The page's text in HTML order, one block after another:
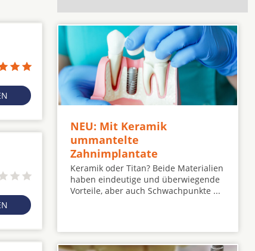
NEU: Mit Keramik
ummantelte
Zahnimplantate
Keramik oder Titan? Beide Materialien
haben eindeutige und überwiegende
Vorteile, aber auch Schwachpunkte ...